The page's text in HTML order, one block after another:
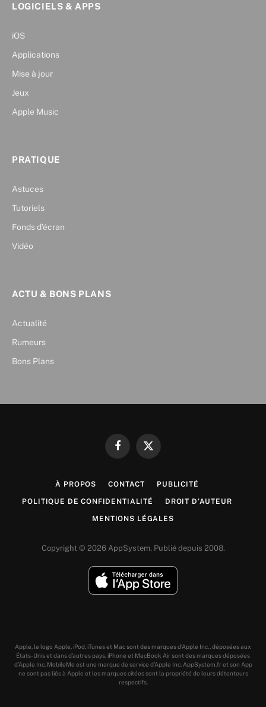
LOGICIELS & APPS
iOS
Applications
Mise à jour
Jeux
Apple Music
PRATIQUE
Astuces
Tutoriels
Fonds d’écran
Vidéo
ACTU & BONS PLANS
Actualité
Rumeurs
Bons Plans
FacebookX
À PROPOS CONTACT PUBLICITÉ
POLITIQUE DE CONFIDENTIALITÉ DROIT D’AUTEUR
MENTIONS LÉGALES
Copyright © 2026 AppSystem. Publié depuis 2008.
Apple, le logo Apple, iPod, iTunes et Mac sont des marques d’Apple Inc., déposées aux
États-Unis et dans d’autres pays. iPhone et MacBook Air sont des marques déposées
d’Apple Inc. MobileMe est une marque de service d’Apple Inc. AppSystem.fr et son App
ne sont pas liés à Apple et les marques citées sont la propriété de leurs détenteurs
respectifs.